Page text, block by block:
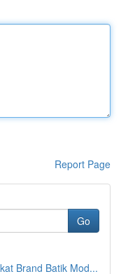
Report Page
Go
Brand Batik Mod...